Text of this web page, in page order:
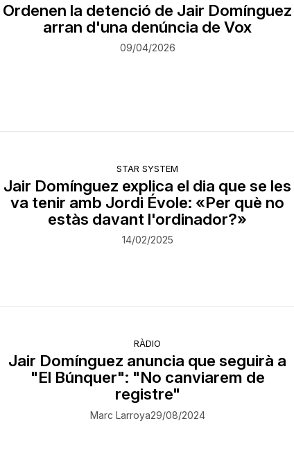
Ordenen la detenció de Jair Domínguez
arran d'una denúncia de Vox
09/04/2026
STAR SYSTEM
Jair Domínguez explica el dia que se les
va tenir amb Jordi Évole: «Per què no
estàs davant l'ordinador?»
14/02/2025
RÀDIO
Jair Domínguez anuncia que seguirà a
"El Búnquer": "No canviarem de
registre"
Marc Larroya29/08/2024